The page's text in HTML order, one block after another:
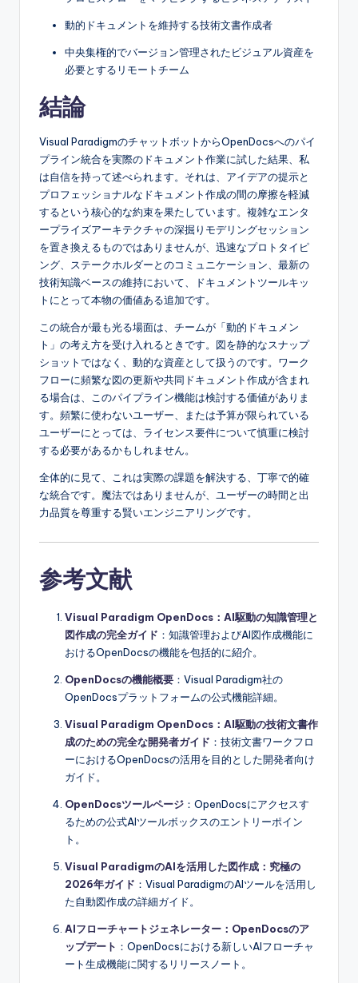
動的ドキュメントを維持する技術文書作成者
中央集権的でバージョン管理されたビジュアル資産を
必要とするリモートチーム
結論
Visual ParadigmのチャットボットからOpenDocsへのパイ
プライン統合を実際のドキュメント作業に試した結果、私
は自信を持って述べられます。それは、アイデアの提示と
プロフェッショナルなドキュメント作成の間の摩擦を軽減
するという核心的な約束を果たしています。複雑なエンタ
ープライズアーキテクチャの深掘りモデリングセッション
を置き換えるものではありませんが、迅速なプロトタイピ
ング、ステークホルダーとのコミュニケーション、最新の
技術知識ベースの維持において、ドキュメントツールキッ
トにとって本物の価値ある追加です。
この統合が最も光る場面は、チームが「動的ドキュメン
ト」の考え方を受け入れるときです。図を静的なスナップ
ショットではなく、動的な資産として扱うのです。ワーク
フローに頻繁な図の更新や共同ドキュメント作成が含まれ
る場合は、このパイプライン機能は検討する価値がありま
す。頻繁に使わないユーザー、または予算が限られている
ユーザーにとっては、ライセンス要件について慎重に検討
する必要があるかもしれません。
全体的に見て、これは実際の課題を解決する、丁寧で的確
な統合です。魔法ではありませんが、ユーザーの時間と出
力品質を尊重する賢いエンジニアリングです。
参考文献
Visual Paradigm OpenDocs：AI駆動の知識管理と
図作成の完全ガイド ：知識管理およびAI図作成機能に
おけるOpenDocsの機能を包括的に紹介。
OpenDocsの機能概要 ：Visual Paradigm社の
OpenDocsプラットフォームの公式機能詳細。
Visual Paradigm OpenDocs：AI駆動の技術文書作
成のための完全な開発者ガイド ：技術文書ワークフロ
ーにおけるOpenDocsの活用を目的とした開発者向け
ガイド。
OpenDocsツールページ ：OpenDocsにアクセスす
るための公式AIツールボックスのエントリーポイン
ト。
Visual ParadigmのAIを活用した図作成：究極の
2026年ガイド ：Visual ParadigmのAIツールを活用し
た自動図作成の詳細ガイド。
AIフローチャートジェネレーター：OpenDocsのア
ップデート ：OpenDocsにおける新しいAIフローチャ
ート生成機能に関するリリースノート。